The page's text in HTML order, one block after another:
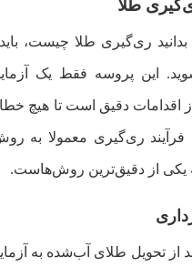
طلا
بدانید ری‌گیری طلا چیست،
این پروسه فقط یک
اقدامات دقیق است تا هیچ
فرآیند ری‌گیری معمولا به
از دقیق‌ترین روش‌هاست.
از تحویل طلای آب‌شده به